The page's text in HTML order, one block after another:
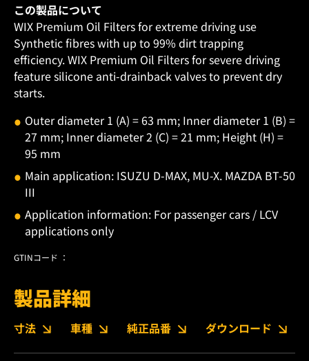
この製品について
WIX Premium Oil Filters for extreme driving use
Synthetic fibres with up to 99% dirt trapping
efficiency. WIX Premium Oil Filters for severe driving
feature silicone anti-drainback valves to prevent dry
starts.
Outer diameter 1 (A) = 63 mm; Inner diameter 1 (B) =
27 mm; Inner diameter 2 (C) = 21 mm; Height (H) =
95 mm
Main application: ISUZU D-MAX, MU-X. MAZDA BT-50
III
Application information: For passenger cars / LCV
applications only
GTINコード ：
製品詳細
寸法 車種 純正品番 ダウンロード